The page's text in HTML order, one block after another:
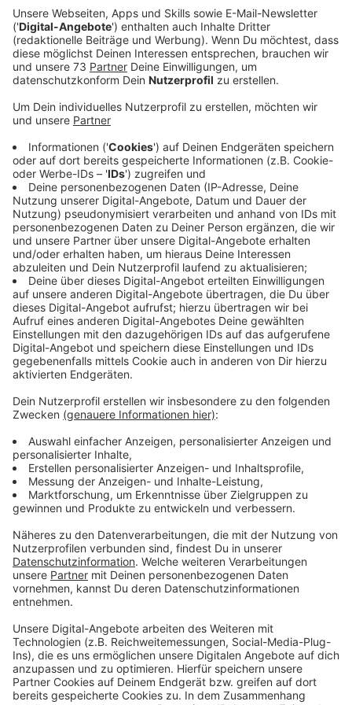
Veröffentlicht:Donnerstag, 14.03.2024 16:45
Anzeige
Topspiel vor Top-Kulisse
Anzeige
Ein Platzverweis und zwei individuelle Fehler sorgten
zuletzt in Lippstadt dafür, dass Bocholt im
Aufstiegsrennen erneut wichtige Punkte liegen ließ.
Neun Spieltage vor Saisonende stehen die Schwatten
aktuell mit sechs Punkten Rückstand hinter
Tabellenführer Alemannia Aachen auf Rang Zwei.
Während der formstarke Tabellenführer schon am
Freitagabend in Köln vorlegen wird, hat Bocholt am
Samstag ein schwieriges Heimspiel gegen Rot-Weiss
Oberhausen vor der Brust. ,,Da kommt ein Brett auf
der Begegnung. Mit RWO spiele man gegen eine ,,sehr
gute, erfahrene Mannschaft”.
Personell müssen die Schwatten auf den gelb-rot-
gesperrten Kapitän Marc Beckert verzichten. Auch
Kadi Atmaca, Gino Windmüller und Florian Mayer
stehen gegen RWO nicht zur Verfügung. Hoffnung gibt
es noch beim seit Dienstag angeschlagenen Angreifer
Philipp König, der sich nach seinem Wintertransfer vom
MSV Duisburg zuletzt in die Startelf gespielt hatte.
Sicher ist für Bocholt die Unterstützung durch den
,,12. Mann”. Der Verein rechnet mit einem vollen
Stadion am Hünting.Bei uns könnt Ihr die Übertragung
der Partie am Samstag ab 14 Uhr wie gewohnt live
hören.
Anzeige